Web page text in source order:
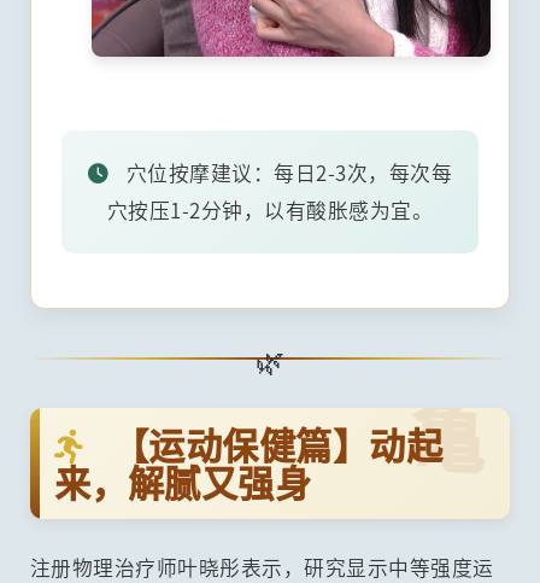
穴位按摩建议：每日2-3次，每次每
穴按压1-2分钟，以有酸胀感为宜。
亀
【运动保健篇】动起
来，解腻又强身
注册物理治疗师叶晓彤表示，研究显示中等强度运